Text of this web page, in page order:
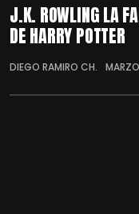
J.K. ROWLING LA
DE HARRY POTTER
DIEGO RAMIRO CH.